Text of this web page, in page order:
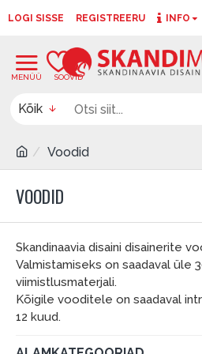
LOGI SISSE REGISTREERU INFO
Kõik
Voodid
VOODID
Skandinaavia disaini disainerite
Valmistamiseks on saadaval üle
viimistlusmaterjali.
Kõigile vooditele on saadaval
12 kuud.